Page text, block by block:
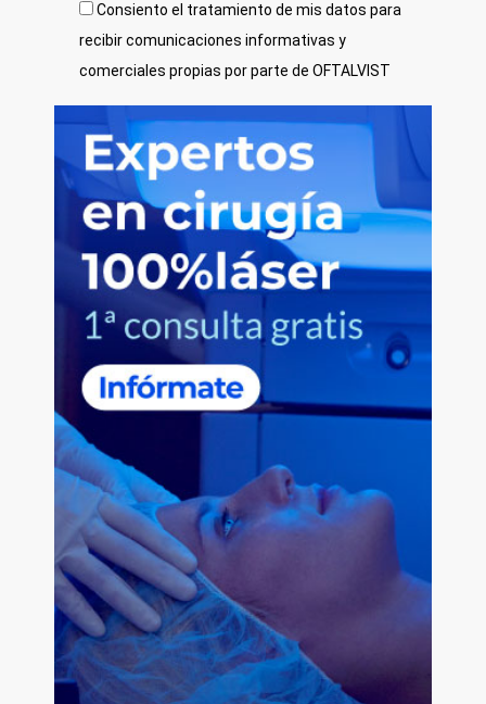
Consiento el tratamiento de mis datos para
recibir comunicaciones informativas y
comerciales propias por parte de OFTALVIST